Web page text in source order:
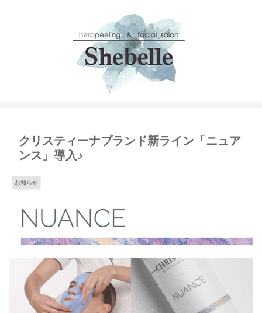
クリスティーナブランド新ライン「ニュア
ンス」導入♪
お知らせ